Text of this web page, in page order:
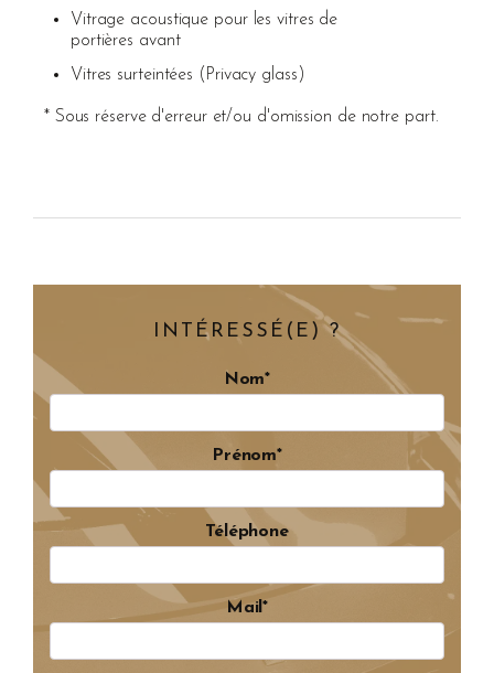
Vitrage acoustique pour les vitres de
portières avant
Vitres surteintées (Privacy glass)
* Sous réserve d'erreur et/ou d'omission de notre part.
INTÉRESSÉ(E) ?
Nom*
Prénom*
Téléphone
Mail*